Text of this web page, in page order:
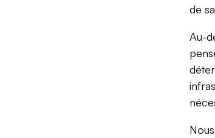
de
Au-